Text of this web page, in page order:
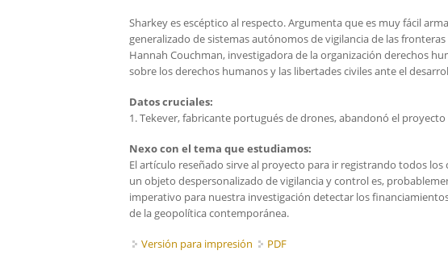
Sharkey es escéptico al respecto. Argumenta que es muy fácil
generalizado de sistemas autónomos de vigilancia de las
Hannah Couchman, investigadora de la organización derechos
sobre los derechos humanos y las libertades civiles ante el
Datos cruciales:
1. Tekever, fabricante portugués de drones, abandonó el
Nexo con el tema que estudiamos:
El artículo reseñado sirve al proyecto para ir registrando todos
un objeto despersonalizado de vigilancia y control es,
imperativo para nuestra investigación detectar los
de la geopolítica contemporánea.
Versión para impresión PDF